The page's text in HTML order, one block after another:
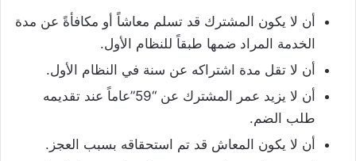
أن لا يكون المشترك قد تسلم معاشاً أو مكافأةً عن مدة
الخدمة المراد ضمها طبقاً للنظام الأول.
أن لا تقل مدة اشتراكه عن سنة في النظام الأول.
أن لا يزيد عمر المشترك عن “59”عاماً عند تقديمه
طلب الضم.
أن لا يكون المعاش قد تم استحقاقه بسبب العجز.